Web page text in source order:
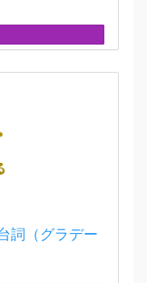
詞（グラデー